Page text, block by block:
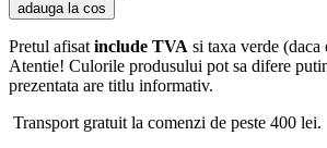
adauga la cos
Pretul afisat include TVA si taxa verde
Atentie! Culorile produsului pot sa difere
prezentata are titlu informativ.
Transport gratuit la comenzi de peste 400 lei.